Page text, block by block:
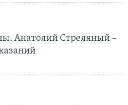
Анатолий Стреляный –